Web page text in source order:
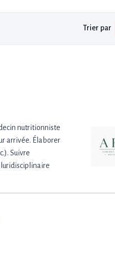
Trier par
nutritionniste
arrivée. Élaborer
Suivre